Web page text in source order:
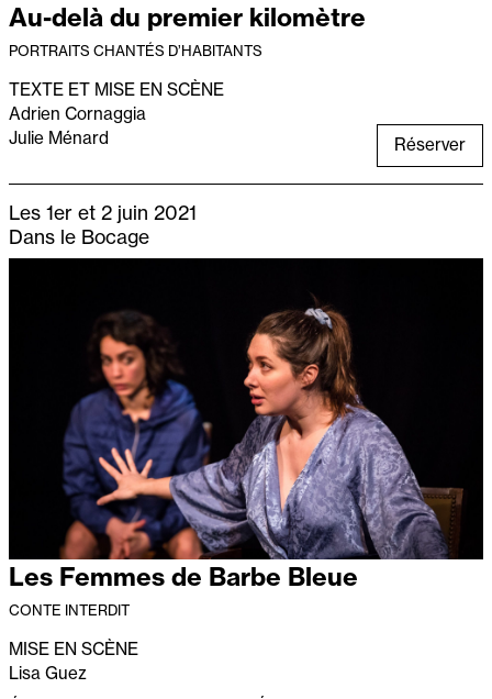
Au-delà du premier kilomètre
PORTRAITS CHANTÉS D’HABITANTS
TEXTE ET MISE EN SCÈNE
Adrien Cornaggia
Julie Ménard
Réserver
Les 1er et 2 juin 2021
Dans le Bocage
Les Femmes de Barbe Bleue
CONTE INTERDIT
MISE EN SCÈNE
Lisa Guez